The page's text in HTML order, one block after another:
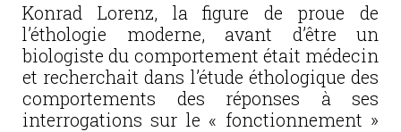
Konrad Lorenz, la figure de proue de
l’éthologie moderne, avant d’être un
biologiste du comportement était médecin
et recherchait dans l’étude éthologique des
comportements des réponses à ses
interrogations sur le « fonctionnement »